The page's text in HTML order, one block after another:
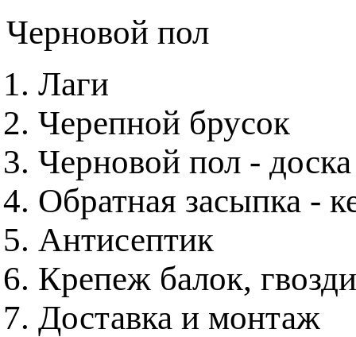
Черновой пол
Лаги
Черепной брусок
Черновой пол - доска
Обратная засыпка -
Антисептик
Крепеж балок,
Доставка и монтаж